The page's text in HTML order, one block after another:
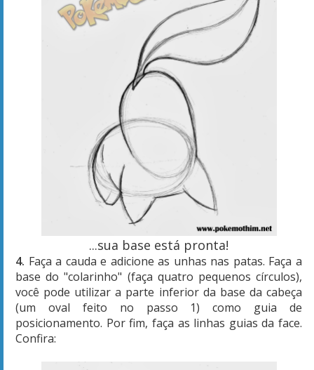
...sua base está pronta!
4. Faça a cauda e adicione as unhas nas patas. Faça a
base do "colarinho" (faça quatro pequenos círculos),
você pode utilizar a parte inferior da base da cabeça
(um oval feito no passo 1) como guia de
posicionamento. Por fim, faça as linhas guias da face.
Confira: